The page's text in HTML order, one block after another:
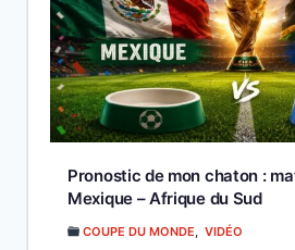
Pronostic de mon chaton :
Mexique – Afrique du Sud
COUPE DU MONDE, VIDÉO